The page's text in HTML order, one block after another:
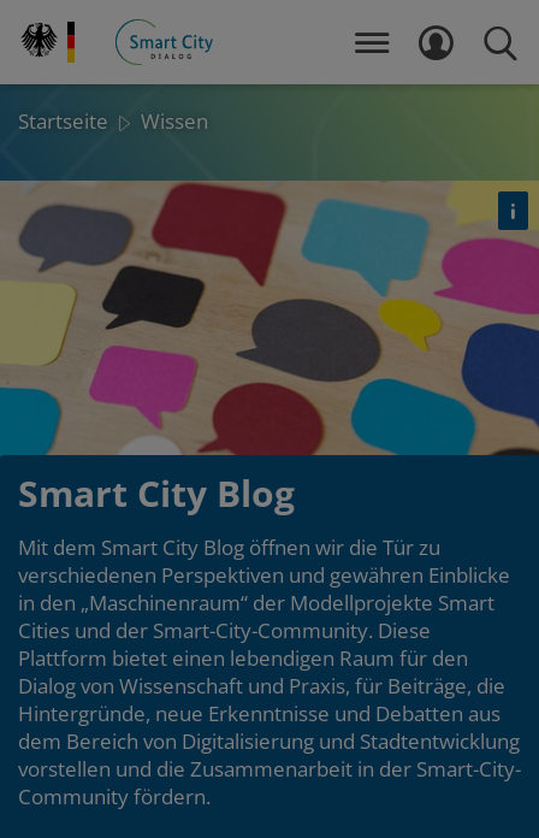
zum
MENÜ LOGIN
Startseite Wissen
Smart City Blog
Mit dem Smart City Blog öffnen wir die Tür zu
verschiedenen Perspektiven und gewähren Einblicke
in den „Maschinenraum“ der Modellprojekte Smart
Cities und der Smart-City-Community. Diese
Plattform bietet einen lebendigen Raum für den
Dialog von Wissenschaft und Praxis, für Beiträge, die
Hintergründe, neue Erkenntnisse und Debatten aus
dem Bereich von Digitalisierung und Stadtentwicklung
vorstellen und die Zusammenarbeit in der Smart-City-
Community fördern.